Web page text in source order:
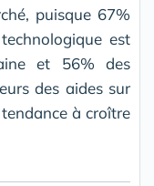
puisque 67%
est
et 56% des
des aides sur
à croître